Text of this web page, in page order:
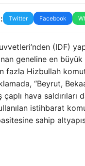
Twitter Facebook
(IDF)
geneline en büyük
fazla Hizbullah
“Beyrut,
hava saldırıları
istihbarat
sahip